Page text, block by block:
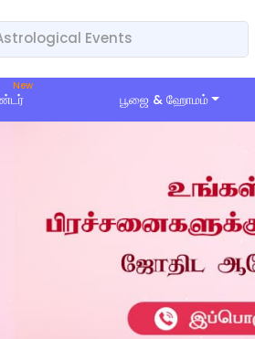
பூஜை & ஹோமம்